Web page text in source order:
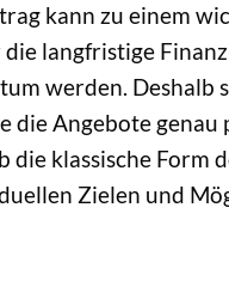
kann zu einem
langfristige
werden. Deshalb
die Angebote genau
die klassische Form
Zielen und